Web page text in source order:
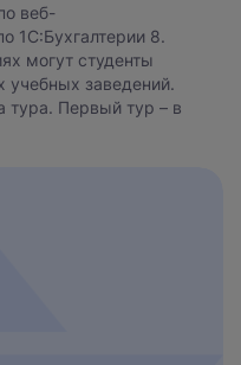
веб-
1С:Бухгалтерии 8.
могут студенты
учебных заведений.
тура. Первый тур – в